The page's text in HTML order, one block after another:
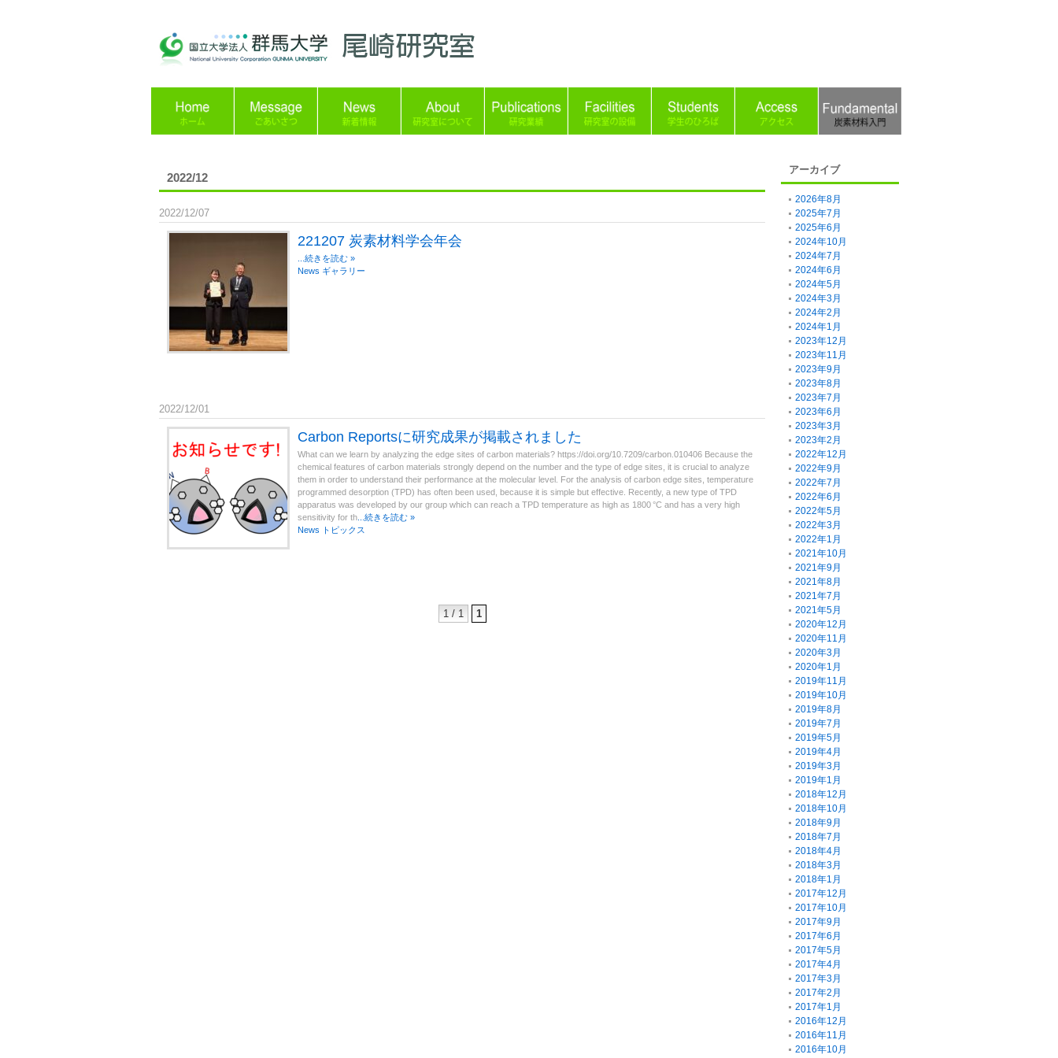
2022/12
2022/12/07
221207 炭素材料学会年会
...続きを読む »
News ギャラリー
2022/12/01
Carbon Reportsに研究成果が掲載されました
What can we learn by analyzing the edge sites of carbon materials? https://doi.org/10.7209/carbon.010406 Because the
chemical features of carbon materials strongly depend on the number and the type of edge sites, it is crucial to analyze
them in order to understand their performance at the molecular level. For the analysis of carbon edge sites, temperature
programmed desorption (TPD) has often been used, because it is simple but effective. Recently, a new type of TPD
apparatus was developed by our group which can reach a TPD temperature as high as 1800 °C and has a very high
sensitivity for th ...続きを読む »
News
トピックス
1 / 1 1
アーカイブ
2026年8月
2025年7月
2025年6月
2024年10月
2024年7月
2024年6月
2024年5月
2024年3月
2024年2月
2024年1月
2023年12月
2023年11月
2023年9月
2023年8月
2023年7月
2023年6月
2023年3月
2023年2月
2022年12月
2022年9月
2022年7月
2022年6月
2022年5月
2022年3月
2022年1月
2021年10月
2021年9月
2021年8月
2021年7月
2021年5月
2020年12月
2020年11月
2020年3月
2020年1月
2019年11月
2019年10月
2019年8月
2019年7月
2019年5月
2019年4月
2019年3月
2019年1月
2018年12月
2018年10月
2018年9月
2018年7月
2018年4月
2018年3月
2018年1月
2017年12月
2017年10月
2017年9月
2017年6月
2017年5月
2017年4月
2017年3月
2017年2月
2017年1月
2016年12月
2016年11月
2016年10月